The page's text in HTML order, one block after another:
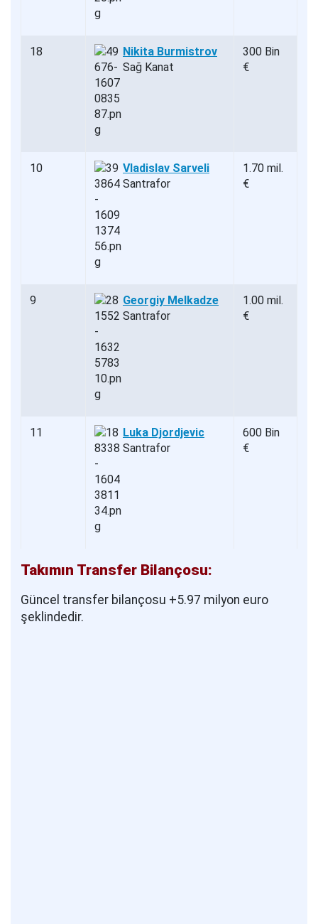
18
Nikita Burmistrov
Sağ Kanat
300 Bin
€
10
Vladislav Sarveli
Santrafor
1.70 mil.
€
9
Georgiy Melkadze
Santrafor
1.00 mil.
€
11
Luka Djordjevic
Santrafor
600 Bin
€
Takımın Transfer Bilançosu:
Güncel transfer bilançosu +5.97 milyon euro
şeklindedir.